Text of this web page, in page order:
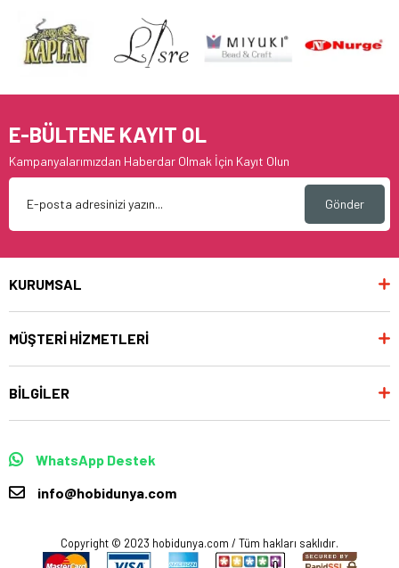
E-BÜLTENE KAYIT OL
Kampanyalarımızdan Haberdar Olmak İçin Kayıt Olun
Gönder
KURUMSAL
MÜŞTERİ HİZMETLERİ
BİLGİLER
WhatsApp Destek
info@hobidunya.com
Copyright © 2023 hobidunya.com / Tüm hakları saklıdır.